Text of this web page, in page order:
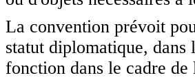
La convention prévoit
statut diplomatique,
fonction dans le cadre